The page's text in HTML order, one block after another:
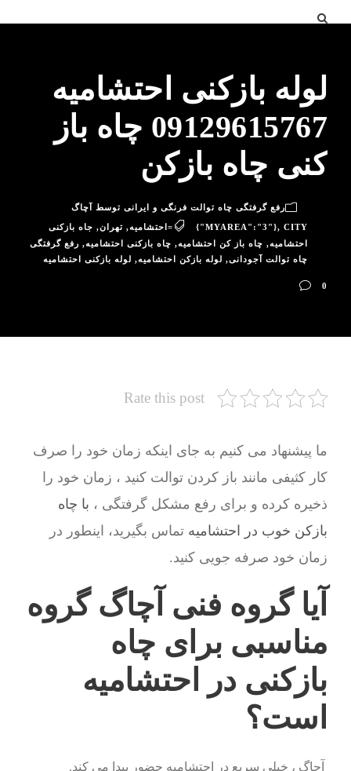
لوله بازکنی احتشامیه
09129615767 چاه باز
کنی چاه بازکن
رفع گرفتگی چاه توالت فرنگی و ایرانی توسط آچاگ
{"MYAREA":"3"}, CITY=احتشامیه , تهران, جاه بازکنی
احتشامیه, چاه باز کن احتشامیه, چاه بازکنی احتشامیه, رفع گرفتگی
چاه توالت آجودانی, لوله بازکن احتشامیه, لوله بازکنی احتشامیه
0
Rate this post
ما پیشنهاد می کنیم به جای اینکه زمان خود را صرف
کار کثیفی مانند باز کردن توالت کنید ، زمان خود را
ذخیره کرده و برای رفع مشکل گرفتگی ، با چاه
بازکن خوب در احتشامیه تماس بگیرید، اینطور در
زمان خود صرفه جویی کنید.
آیا گروه فنی آچاگ گروه
مناسبی برای چاه
بازکنی در احتشامیه
است؟
آچاگ ، خیلی سریع در احتشامیه حضور پیدا می کند.